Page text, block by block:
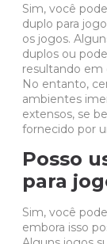
Sim, você
duplo para
os jogos.
duplos ou
resultando em
No entanto,
ambientes
extensos, se
fornecido por
Posso
para
Sim, você
embora isso